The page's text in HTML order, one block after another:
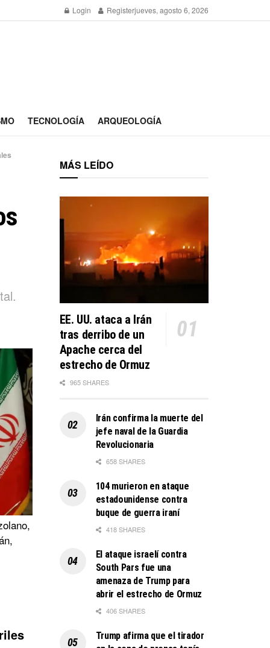
Login Registerjueves, agosto 6, 2026
TECNOLOGÍA ARQUEOLOGÍA
MÁS LEÍDO
EE. UU. ataca a Irán
tras derribo de un
Apache cerca del
estrecho de Ormuz
965 SHARES
Irán confirma la muerte del
jefe naval de la Guardia
Revolucionaria
658 SHARES
104 murieron en ataque
estadounidense contra
buque de guerra iraní
418 SHARES
El ataque israelí contra
South Pars fue una
amenaza de Trump para
abrir el estrecho de Ormuz
406 SHARES
Trump afirma que el tirador